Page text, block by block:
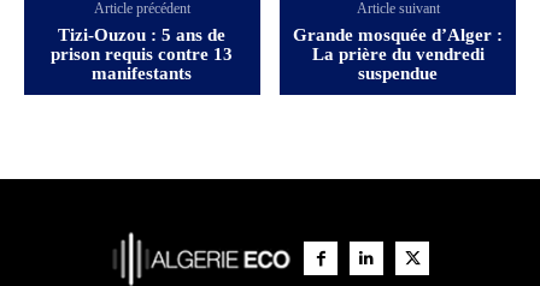
Article précédent
Tizi-Ouzou : 5 ans de
prison requis contre 13
manifestants
Article suivant
Grande mosquée d’Alger :
La prière du vendredi
suspendue